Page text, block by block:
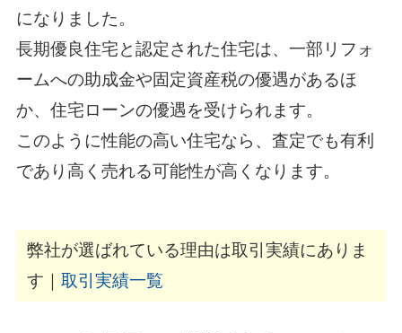
になりました。
長期優良住宅と認定された住宅は、一部リフォ
ームへの助成金や固定資産税の優遇があるほ
か、住宅ローンの優遇を受けられます。
このように性能の高い住宅なら、査定でも有利
であり高く売れる可能性が高くなります。
弊社が選ばれている理由は取引実績にありま
す｜ 取引実績一覧